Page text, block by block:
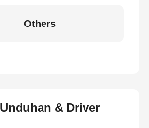
Others
Unduhan & Driver